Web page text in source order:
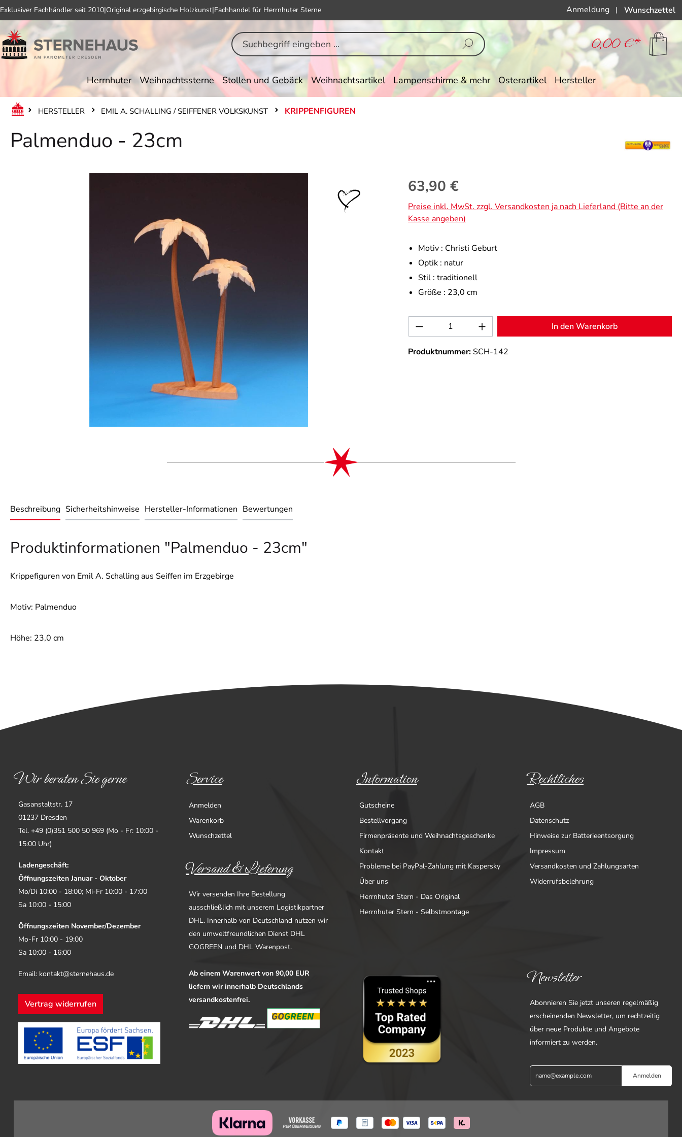
Hauptinhalt springen
Zur Suche springen
Zur Hauptnavigation springen
Exklusiver Fachhändler seit 2010|Original erzgebirgische Holzkunst|Fachhandel für Herrnhuter Sterne Anmeldung | Wunschzettel
0,00 €*
Herrnhuter Weihnachtssterne Stollen und Gebäck Weihnachtsartikel Lampenschirme & mehr Osterartikel Hersteller
HERSTELLER EMIL A. SCHALLING / SEIFFENER VOLKSKUNST KRIPPENFIGUREN
Palmenduo - 23cm
Regulärer Preis:
63,90 €
Preise inkl. MwSt. zzgl. Versandkosten ja nach Lieferland (Bitte an der
Kasse angeben)
Motiv : Christi Geburt
Optik : natur
Stil : traditionell
Größe : 23,0 cm
Produkt Anzahl: Gib den gewünschten Wert ein
In den Warenkorb
Produktnummer: SCH-142
Beschreibung Sicherheitshinweise Hersteller-Informationen Bewertungen
Produktinformationen "Palmenduo - 23cm"
Krippefiguren von Emil A. Schalling aus Seiffen im Erzgebirge
Motiv: Palmenduo
Höhe: 23,0 cm
Wir beraten Sie gerne
Gasanstaltstr. 17
01237 Dresden
Tel. +49 (0)351 500 50 969 (Mo - Fr: 10:00 -
15:00 Uhr)
Ladengeschäft:
Öffnungszeiten Januar - Oktober
Mo/Di 10:00 - 18:00; Mi-Fr 10:00 - 17:00
Sa 10:00 - 15:00
Öffnungszeiten November/Dezember
Mo-Fr 10:00 - 19:00
Sa 10:00 - 16:00
Email: kontakt@sternehaus.de
Vertrag widerrufen
Service
Anmelden
Warenkorb
Wunschzettel
Information
Gutscheine
Bestellvorgang
Firmenpräsente und Weihnachtsgeschenke
Kontakt
Probleme bei PayPal-Zahlung mit Kaspersky
Über uns
Herrnhuter Stern - Das Original
Herrnhuter Stern - Selbstmontage
Rechtliches
AGB
Datenschutz
Hinweise zur Batterieentsorgung
Impressum
Versandkosten und Zahlungsarten
Widerrufsbelehrung
Versand & Lieferung
Wir versenden Ihre Bestellung
ausschließlich mit unserem Logistikpartner
DHL. Innerhalb von Deutschland nutzen wir
den umweltfreundlichen Dienst DHL
GOGREEN und DHL Warenpost.
Ab einem Warenwert von 90,00 EUR
liefern wir innerhalb Deutschlands
versandkostenfrei.
Newsletter
Abonnieren Sie jetzt unseren regelmäßig
erscheinenden Newsletter, um rechtzeitig
über neue Produkte und Angebote
informiert zu werden.
Anmelden